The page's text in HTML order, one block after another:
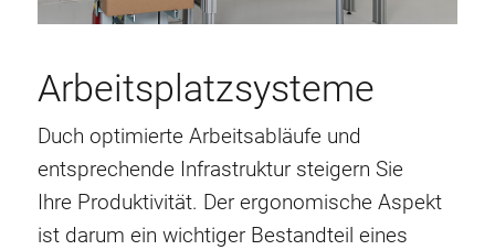
Arbeitsplatzsysteme
Duch optimierte Arbeitsabläufe und
entsprechende Infrastruktur steigern Sie
Ihre Produktivität. Der ergonomische Aspekt
ist darum ein wichtiger Bestandteil eines